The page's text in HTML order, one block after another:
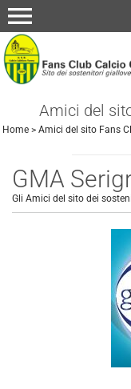
menu
Amici del
Home > Amici del sito Fans
GMA
Gli Amici del sito dei